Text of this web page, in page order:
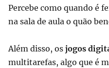
Percebe como quando é
na sala de aula o quão
Além disso, os jogos
multitarefas, algo que é